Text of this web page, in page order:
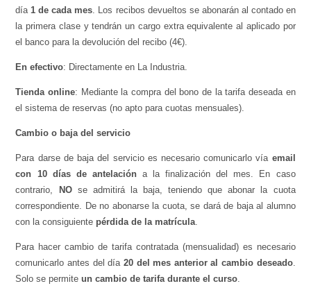
día1 de cada mes. Los recibos devueltos se abonarán al contado en
la primera clase y tendrán un cargo extra equivalente al aplicado por
el banco para la devolución del recibo (4€).
En efectivo: Directamente en La Industria.
Tienda online: Mediante la compra del bono de la tarifa deseada en
el sistema de reservas (no apto para cuotas mensuales).
Cambio o baja del servicio
Para darse de baja del servicio es necesario comunicarlo vía email
con 10 días de antelacióna la finalización del mes. En caso
contrario,
NOse admitirá la baja, teniendo que abonar la cuota
correspondiente. De no abonarse la cuota, se dará de baja al alumno
con la consiguiente pérdida de la matrícula.
Para hacer cambio de tarifa contratada (mensualidad) es necesario
comunicarlo antes del día 20 del mes anterior al cambio deseado.
Solo se permiteun cambio de tarifa durante el curso.